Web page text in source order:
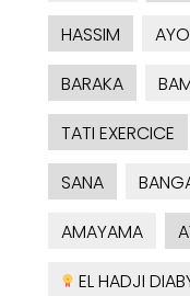
HASSIM
BARAKA
TATI EXERCICE
SANA
AMAYAMA
EL HADJI